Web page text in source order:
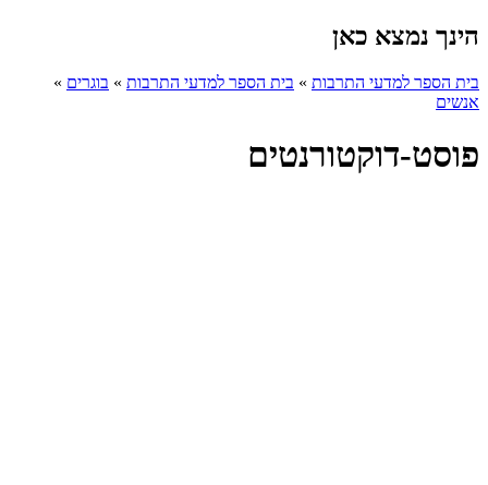
הינך נמצא כאן
בית הספר למדעי התרבות » בית הספר למדעי התרבות » בוגרים »
אנשים
פוסט-דוקטורנטים